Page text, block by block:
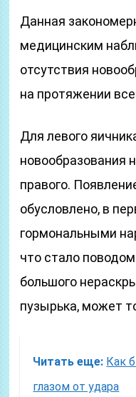
Данная
медицинским
отсутствия
на протяжении
Для левого
новообразования
правого.
обусловлено, в
гормональными
что стало
большого
пузырька, может
Читать еще: Как
глазом от удара